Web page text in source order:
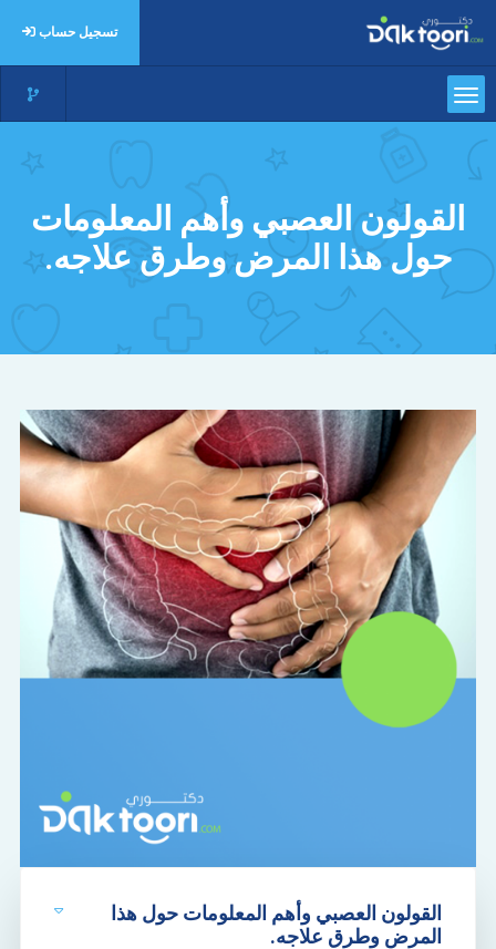
تسجيل حساب
القولون العصبي وأهم المعلومات
حول هذا المرض وطرق علاجه.
القولون العصبي وأهم المعلومات حول هذا
المرض وطرق علاجه.